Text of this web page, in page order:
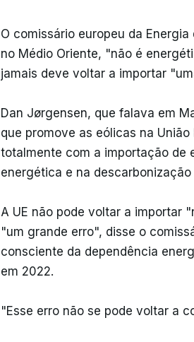
O comissário europeu da
no Médio Oriente, "não é
jamais deve voltar a importar
Dan Jørgensen, que falava em
que promove as eólicas na
totalmente com a importação de
energética e na descarbonização
A UE não pode voltar a importar
"um grande erro", disse o
consciente da dependência
em 2022.
"Esse erro não se pode voltar a